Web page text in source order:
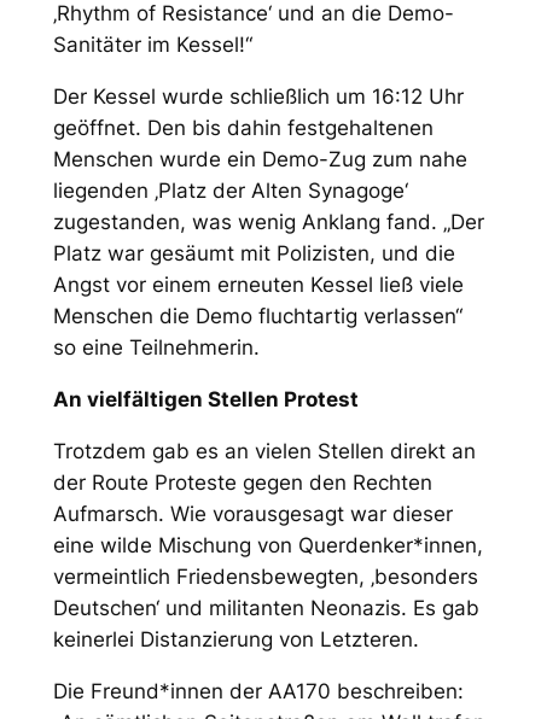
‚Rhythm of Resistance‘ und an die Demo-
Sanitäter im Kessel!“
Der Kessel wurde schließlich um 16:12 Uhr
geöffnet. Den bis dahin festgehaltenen
Menschen wurde ein Demo-Zug zum nahe
liegenden ‚Platz der Alten Synagoge‘
zugestanden, was wenig Anklang fand. „Der
Platz war gesäumt mit Polizisten, und die
Angst vor einem erneuten Kessel ließ viele
Menschen die Demo fluchtartig verlassen“
so eine Teilnehmerin.
An vielfältigen Stellen Protest
Trotzdem gab es an vielen Stellen direkt an
der Route Proteste gegen den Rechten
Aufmarsch. Wie vorausgesagt war dieser
eine wilde Mischung von Querdenker*innen,
vermeintlich Friedensbewegten, ‚besonders
Deutschen‘ und militanten Neonazis. Es gab
keinerlei Distanzierung von Letzteren.
Die Freund*innen der AA170 beschreiben: